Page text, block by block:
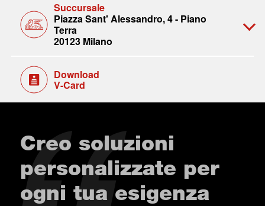
Succursale
Piazza Sant' Alessandro, 4 - Piano
Terra
20123 Milano
Download
V-Card
Creo soluzioni
personalizzate per
ogni tua esigenza